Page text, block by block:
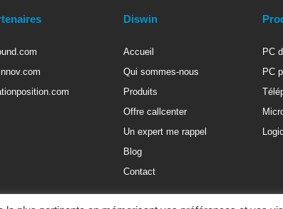
Diswin
Accueil
Qui sommes-nous
Produits
Offre callcenter
Un expert me rappel
Blog
Contact
PC
PC